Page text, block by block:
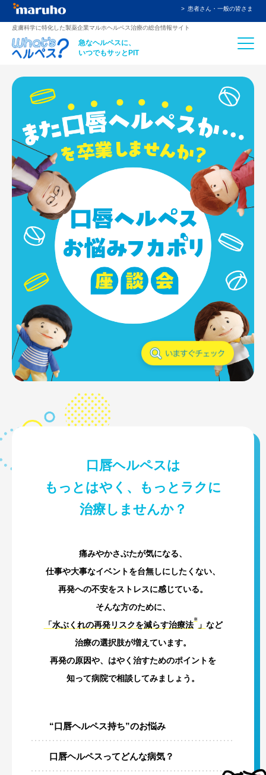
患者さん・一般の皆さま
⽪膚科学に特化した製薬企業マルホヘルペス治療の総合情報サイト
急なヘルペスに、
いつでもサッとPIT
口唇ヘルペスは
もっとはやく、もっとラクに
治療しませんか？
痛みやかさぶたが気になる、
仕事や大事なイベントを台無しにしたくない、
再発への不安をストレスに感じている。
そんな方のために、
「水ぶくれの再発リスクを減らす治療法
※
」 など
治療の選択肢が増えています。
再発の原因や、はやく治すためのポイントを
知って病院で相談してみましょう。
“口唇ヘルペス持ち”のお悩み
口唇ヘルペスってどんな病気？